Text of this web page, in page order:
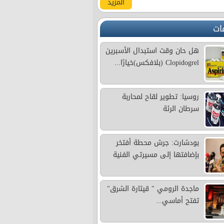
هل حان وقت استبدال الأسبرين
Clopidogrel (بلافكس)خيارًا...
روسيا: تطوير لقاح لمحاربة
سرطان الرئة
بودشارت: جرش محطة أفتخر
بإضافتها إلى مسيرتي الفنية
ماجدة الرومي " قيثارة الشرق"
تفتح أماسي...